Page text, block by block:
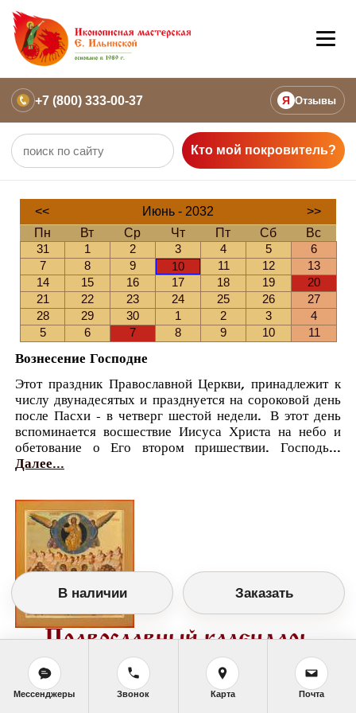
+7 (800) 333-00-37 Я Отзывы
Кто мой покровитель?
<< Июнь - 2032
>>
Пн
Вт Ср Чт Пт Сб
Вс
31
1 2 3 4 5
6
7
8 9 10 11 12
13
14
15 16 17 18 19
20
21
22 23 24 25 26
27
28
29 30 1 2 3
4
5
6 7 8 9 10 11
Вознесение Господне
Этот праздник Православной Церкви, принадлежит к
числу двунадесятых и празднуется на сороковой день
после Пасхи - в четверг шестой недели. В этот день
вспоминается восшествие Иисуса Христа на небо и
обетование о Его втором пришествии. Господь...
Далее...
Православный календарь
<< Четверг, 10 Июня (28 Мая по старому
стилю)
>>
В наличии Заказать
Мессенджеры Звонок Карта Почта